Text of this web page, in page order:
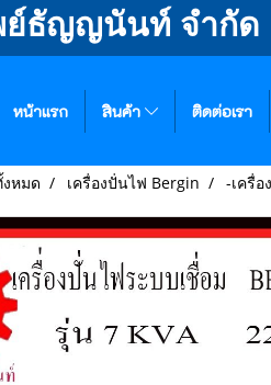
ย์ธัญญนันท์ จำกัด
หน้าแรก สินค้า ติดต่อเรา
หมด เครื่องปั่นไฟ Bergin -เครื่